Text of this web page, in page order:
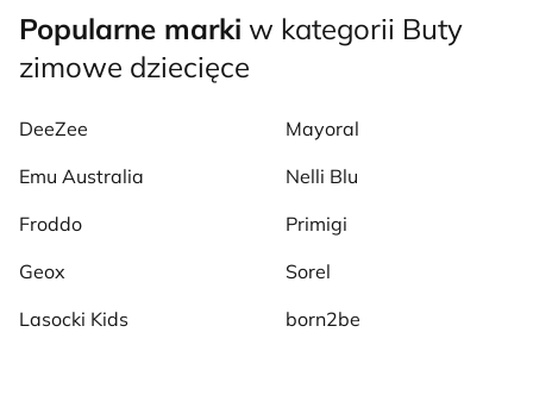
Popularne marki w kategorii Buty
zimowe dziecięce
DeeZee
Emu Australia
Froddo
Geox
Lasocki Kids
Mayoral
Nelli Blu
Primigi
Sorel
born2be